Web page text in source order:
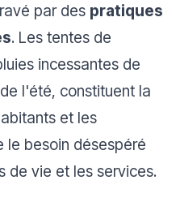
par des pratiques
. Les tentes de
incessantes de
l'été, constituent la
et les
le besoin désespéré
de vie et les services.